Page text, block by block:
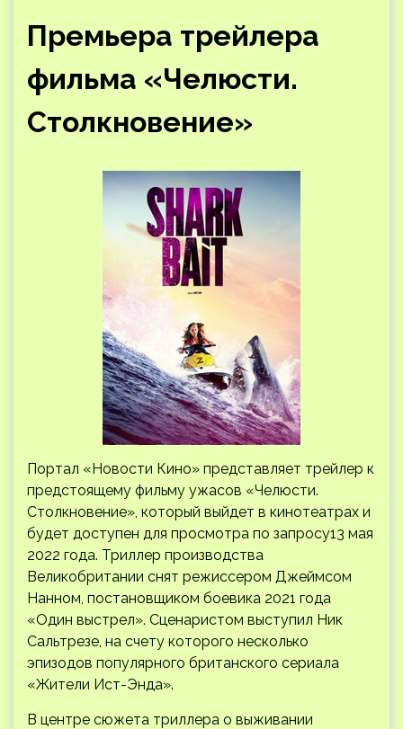
Премьера трейлера
фильма «Челюсти.
Столкновение»
Портал «Новости Кино» представляет трейлер к
предстоящему фильму ужасов «Челюсти.
Столкновение», который выйдет в кинотеатрах и
будет доступен для просмотра по запросу13 мая
2022 года. Триллер производства
Великобритании снят режиссером Джеймсом
Нанном, постановщиком боевика 2021 года
«Один выстрел». Сценаристом выступил Ник
Сальтрезе, на счету которого несколько
эпизодов популярного британского сериала
«Жители Ист-Энда».
В центре сюжета триллера о выживании